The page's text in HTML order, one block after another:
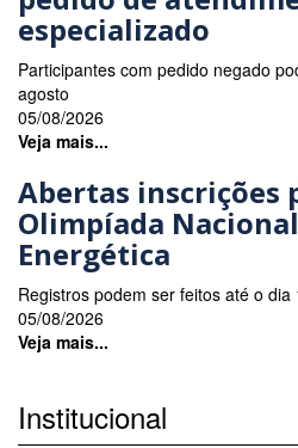
especializado
Participantes com pedido negado
agosto
05/08/2026
Veja mais...
Abertas inscrições
Olimpíada Nacional
Energética
Registros podem ser feitos até o dia
05/08/2026
Veja mais...